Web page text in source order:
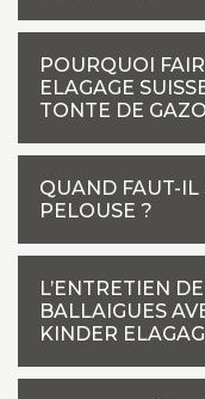
POURQUOI
ELAGAGE
TONTE DE
QUAND FAUT-IL
PELOUSE ?
L’ENTRETIEN
BALLAIGUES
KINDER